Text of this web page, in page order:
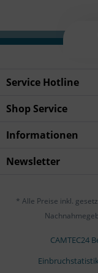
Service Hotline
Shop Service
Informationen
Newsletter
* Alle Preise inkl.
CAMTEC24